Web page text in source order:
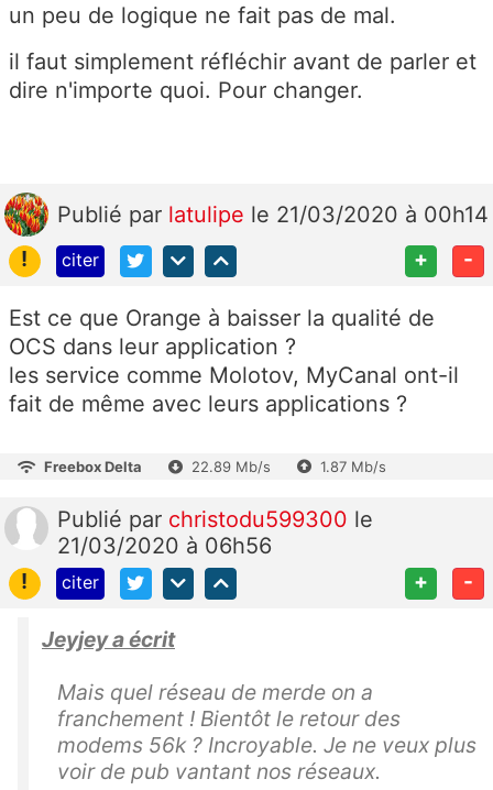
un peu de logique ne fait pas de mal.
il faut simplement réfléchir avant de parler et
dire n'importe quoi. Pour changer.
Publié par latulipe le 21/03/2020 à 00h14
!
citer + -
Est ce que Orange à baisser la qualité de
OCS dans leur application ?
les service comme Molotov, MyCanal ont-il
fait de même avec leurs applications ?
Freebox Delta 22.89 Mb/s 1.87 Mb/s
Publié par christodu599300 le
21/03/2020 à 06h56
!
citer + -
Jeyjey a écrit
Mais quel réseau de merde on a
franchement ! Bientôt le retour des
modems 56k ? Incroyable. Je ne veux plus
voir de pub vantant nos réseaux.